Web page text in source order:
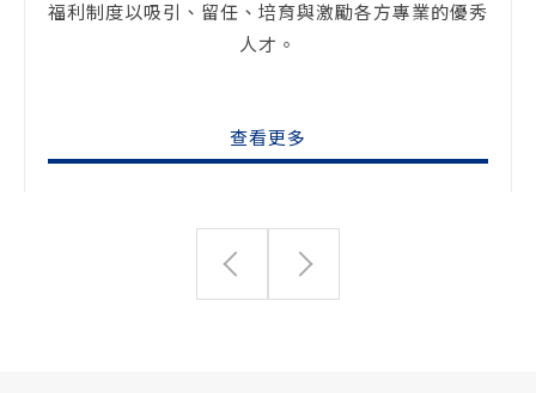
福利制度以吸引、留任、培育與激勵各方專業的優秀
人才。
查看更多